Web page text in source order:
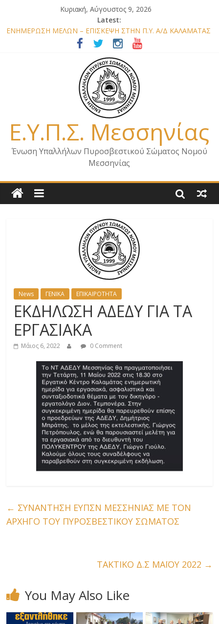
Κυριακή, Αύγουστος 9, 2026
Latest:
ΕΝΗΜΕΡΩΣΗ ΜΕΛΩΝ – ΕΠΙΣΚΕΨΗ ΣΤΗΝ Π.Υ. Α/Δ ΚΑΛΑΜΑΤΑΣ
ΕΠΙΣΤΟΛΗ ΓΙΑ ΣΧΕΔΙΟ ΔΑΣΩΝ 2026
ΕΝΗΜΕΡΩΣΗ Κ. ΑΡΧΗΓΟΥ Π.Σ. ΣΧΕΤΙΚΑ ΜΕ ΟΡΓΑΝΙΚΕΣ
ΘΕΣΕΙΣ ΝΟΜΟΥ ΜΕΣΣΗΝΙΑΣ 2026
ΕΝΗΜΕΡΩΣΗ ΜΕΛΩΝ – ΕΠΙΣΚΕΨΗ ΕΝΩΣΗΣ ΣΕ ΥΠΗΡΕΣΙΕΣ ΚΑΙ
ΚΛΙΜΑΚΙΑ ΤΟΥ ΝΟΜΟΥ ΜΑΣ
ΕΝΗΜΕΡΩΣΗ ΜΕΛΩΝ ΓΙΑ ΕΠΙΣΚΕΨΕΙΣ ΣΩΜΑΤΕΙΟΥ
Ε.Υ.Π.Σ. Μεσσηνίας
Ένωση Υπαλλήλων Πυροσβεστικού Σώματος Νομού
Μεσσηνίας
News ΓΕΝΙΚΑ ΕΠΙΚΑΙΡΟΤΗΤΑ
ΕΚΔΗΛΩΣΗ ΑΔΕΔΥ ΓΙΑ ΤΑ
ΕΡΓΑΣΙΑΚΑ
Μάιος 6, 2022 0 Comment
← ΣΥΝΑΝΤΗΣΗ ΕΥΠΣΝ ΜΕΣΣΗΝΙΑΣ ΜΕ ΤΟΝ
ΑΡΧΗΓΟ ΤΟΥ ΠΥΡΟΣΒΕΣΤΙΚΟΥ ΣΩΜΑΤΟΣ
ΤΑΚΤΙΚΟ Δ.Σ ΜΑΪΟΥ 2022 →
You May Also Like